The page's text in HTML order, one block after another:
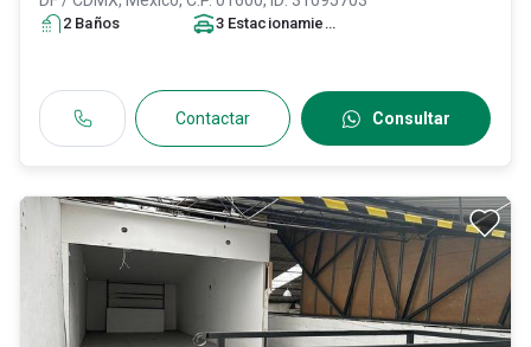
2 Baños 3 Estacionamiento
Contactar Consultar